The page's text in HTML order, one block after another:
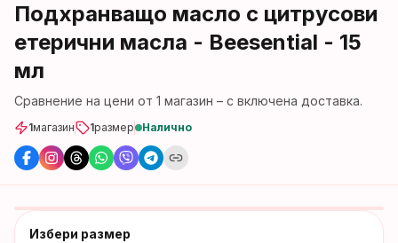
Подхранващо масло с цитрусови
етерични масла - Beesential - 15
мл
Сравнение на цени от 1 магазин – с включена доставка.
1магазин 1размер Налично
Избери размер